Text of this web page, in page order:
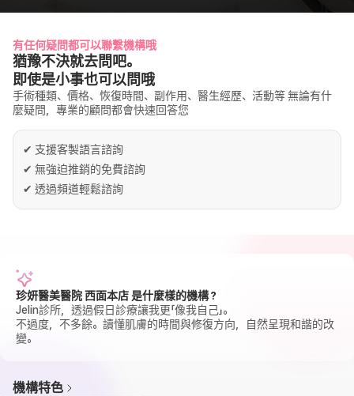
有任何疑問都可以聯繫機構哦
猶豫不決就去問吧。
即使是小事也可以問哦
手術種類、價格、恢復時間、副作用、醫生經歷、活動等 無論有什
麼疑問，專業的顧問都會快速回答您
✔ 支援客製語言諮詢
✔ 無強迫推銷的免費諮詢
✔ 透過頻道輕鬆諮詢
珍妍醫美醫院 西面本店 是什麼樣的機構？
Jelin診所，透過假日診療讓我更「像我自己」。
不過度，不多餘。讀懂肌膚的時間與修復方向，自然呈現和諧的改
變。
機構特色